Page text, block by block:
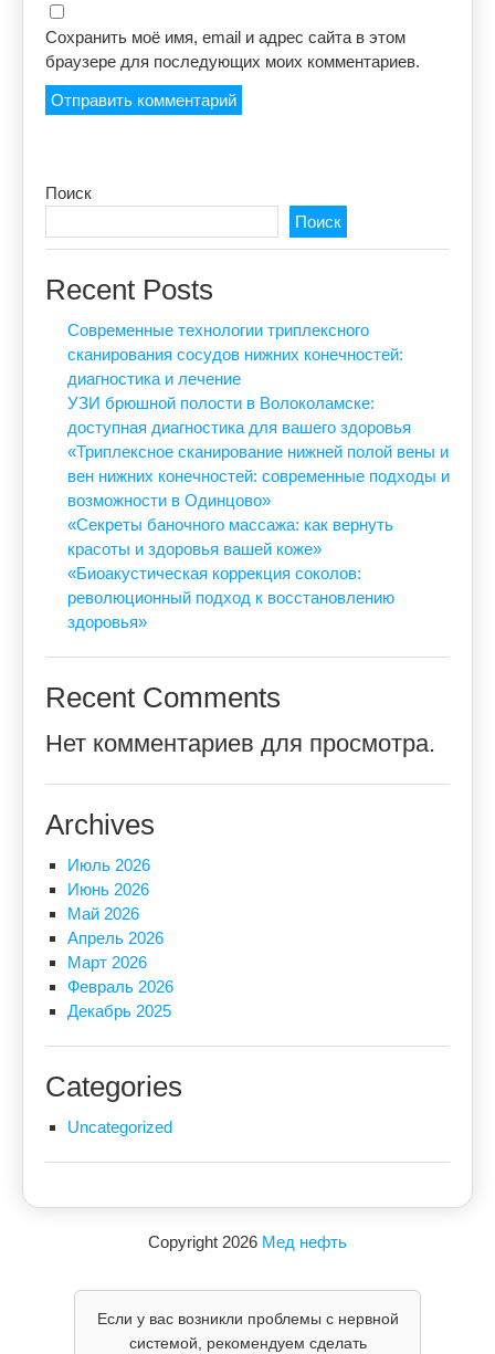
Сохранить моё имя, email и адрес сайта в этом
браузере для последующих моих комментариев.
Поиск
Поиск
Recent Posts
Современные технологии триплексного
сканирования сосудов нижних конечностей:
диагностика и лечение
УЗИ брюшной полости в Волоколамске:
доступная диагностика для вашего здоровья
«Триплексное сканирование нижней полой вены и
вен нижних конечностей: современные подходы и
возможности в Одинцово»
«Секреты баночного массажа: как вернуть
красоты и здоровья вашей коже»
«Биоакустическая коррекция соколов:
революционный подход к восстановлению
здоровья»
Recent Comments
Нет комментариев для просмотра.
Archives
Июль 2026
Июнь 2026
Май 2026
Апрель 2026
Март 2026
Февраль 2026
Декабрь 2025
Categories
Uncategorized
Copyright 2026 Мед нефть
Если у вас возникли проблемы с нервной
системой, рекомендуем сделать